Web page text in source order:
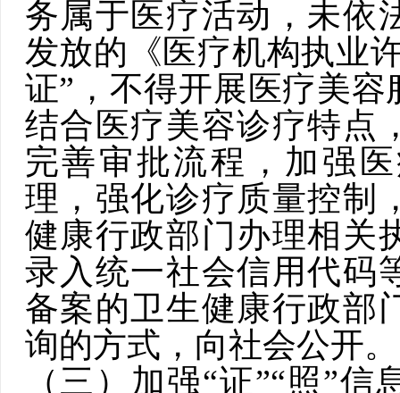
务属于医疗活动，未依
发放的《医疗机构执业
证”，不得开展医疗美
结合医疗美容诊疗特点
完善审批流程，加强
理，强化诊疗质量控制
健康行政部门办理相关
录入统一社会信用代码
备案的卫生健康行政部
询的方式，向社会公开。
（三）加强“证”“照”信